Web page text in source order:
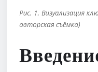
Рис. 1. Визуализация
авторская съёмка)